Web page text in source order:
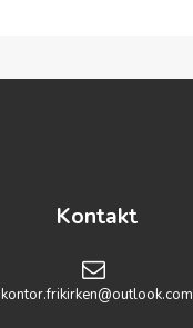
Kontakt
kontor.frikirken@outlook.com